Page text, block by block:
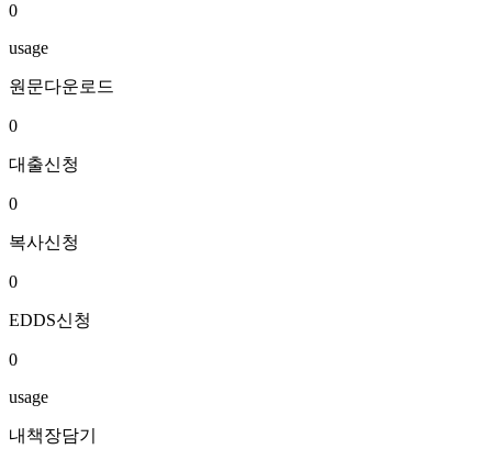
0
usage
원문다운로드
0
대출신청
0
복사신청
0
EDDS신청
0
usage
내책장담기